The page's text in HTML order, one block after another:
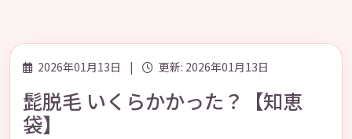
2026年01月13日 | 更新: 2026年01月13日
髭脱毛 いくらかかった？【知恵
袋】